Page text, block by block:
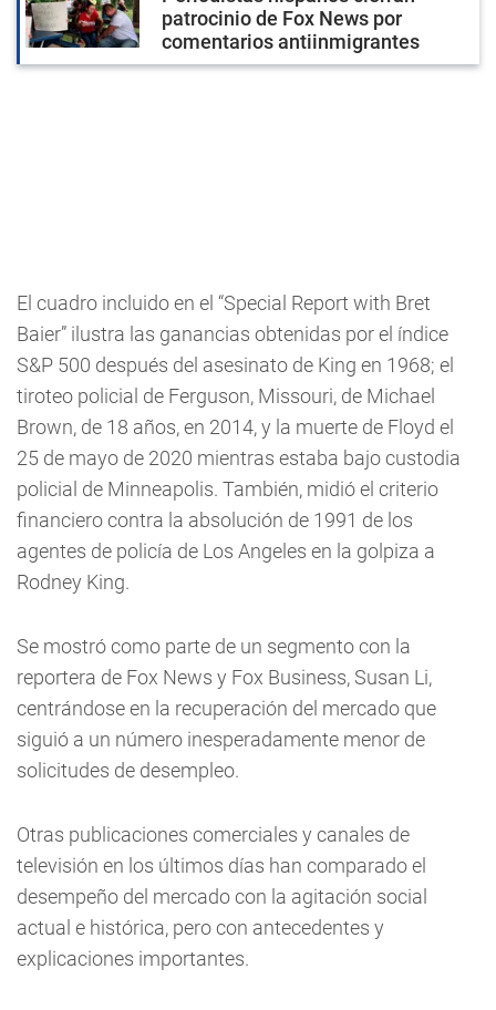
patrocinio de Fox News por
comentarios antiinmigrantes
El cuadro incluido en el “Special Report with Bret
Baier” ilustra las ganancias obtenidas por el índice
S&P 500 después del asesinato de King en 1968; el
tiroteo policial de Ferguson, Missouri, de Michael
Brown, de 18 años, en 2014, y la muerte de Floyd el
25 de mayo de 2020 mientras estaba bajo custodia
policial de Minneapolis. También, midió el criterio
financiero contra la absolución de 1991 de los
agentes de policía de Los Angeles en la golpiza a
Rodney King.
Se mostró como parte de un segmento con la
reportera de Fox News y Fox Business, Susan Li,
centrándose en la recuperación del mercado que
siguió a un número inesperadamente menor de
solicitudes de desempleo.
Otras publicaciones comerciales y canales de
televisión en los últimos días han comparado el
desempeño del mercado con la agitación social
actual e histórica, pero con antecedentes y
explicaciones importantes.